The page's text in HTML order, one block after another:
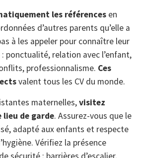
les références en
d’autres parents qu’elle a
à les appeler pour connaître leur
ponctualité, relation avec l’enfant,
professionnalisme. Ces
valent tous les CV du monde.
maternelles,visitez
de garde. Assurez-vous que le
adapté aux enfants et respecte
Vérifiez la présence